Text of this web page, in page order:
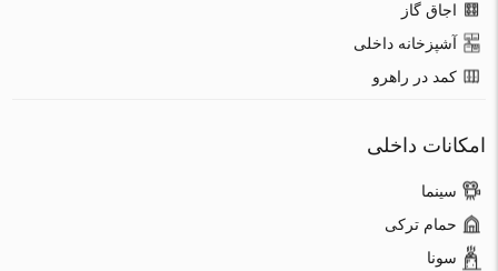
اجاق گاز
آشپزخانه داخلی
کمد در راهرو
امکانات داخلی
سینما
حمام ترکی
سونا